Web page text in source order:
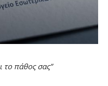
το πάθος σας”